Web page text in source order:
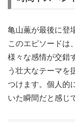
亀山薫が最後に登
このエピソードは
様々な感情が交錯
う壮大なテーマを
つけます。個人的
いた瞬間だと感じ